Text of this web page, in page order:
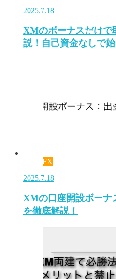
2025.7.18
XMのボーナスだけで
説！自己資金なしで
FX
2025.7.18
XMの口座開設ボーナ
を徹底解説！